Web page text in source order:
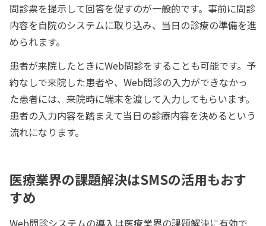
問診票を提示して回答を促すのが一般的です。事前に問診
内容を自院のシステムに取り込み、当日の診療の準備を進
められます。
患者が来院したときにWeb問診をすることも可能です。予
約なしで来院した患者や、Web問診の入力ができなかっ
た患者には、来院時に端末を渡して入力してもらいます。
患者の入力内容を踏まえて当日の診療内容を決めるという
流れになります。
医療業界の課題解決はSMSの活用もおす
すめ
Web問診システムの導入は医療業界の課題解決に有効で